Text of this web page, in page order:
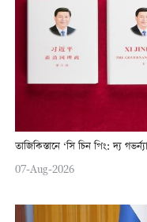
তাজিকিস্তানে ‘সি চিন পিং: দ্য
07-Aug-2026